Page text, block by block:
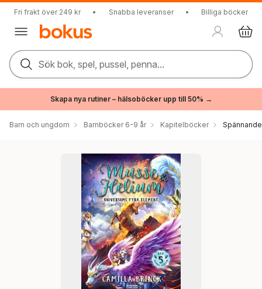
Fri frakt över 249 kr • Snabba leveranser • Billiga böcker
Sök bok, spel, pussel, penna...
Skapa nya rutiner – hälsoböcker upp till 50% →
Barn och ungdom Barnböcker 6-9 år Kapitelböcker